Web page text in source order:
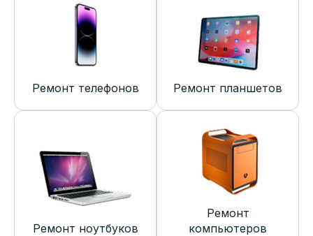
Ремонт телефонов Ремонт планшетов
Ремонт ноутбуков
Ремонт
компьютеров